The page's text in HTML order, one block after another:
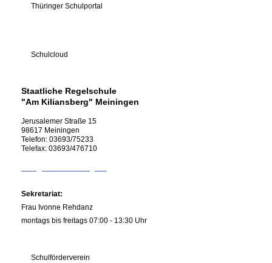
Thüringer Schulportal
Schulcloud
Staatliche Regelschule
"Am Kiliansberg" Meiningen
Jerusalemer Straße 15
98617 Meiningen
Telefon: 03693/75233
Telefax: 03693/476710
Sekretariat:
Frau Ivonne Rehdanz
montags bis freitags 07:00 - 13:30 Uhr
Schulförderverein